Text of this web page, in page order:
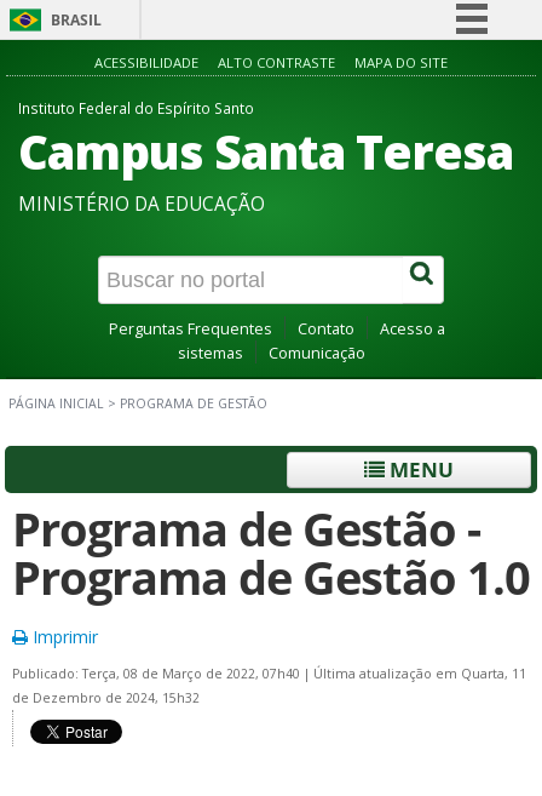
BRASIL
Simplifique!
Participe
Acesso à informação
Canais
ACESSIBILIDADE ALTO CONTRASTE MAPA DO SITE
Instituto Federal do Espírito Santo
Campus Santa Teresa
MINISTÉRIO DA EDUCAÇÃO
Perguntas Frequentes Contato
Acesso a
sistemas
Comunicação
PÁGINA INICIAL > PROGRAMA DE GESTÃO
MENU
Programa de Gestão -
Programa de Gestão 1.0
Imprimir
Publicado: Terça, 08 de Março de 2022, 07h40 | Última atualização em Quarta, 11
de Dezembro de 2024, 15h32